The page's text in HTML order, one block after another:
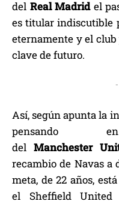
del RealMadrid el
es titular indiscutible
eternamente y el
clave de futuro.
-
Así, según apunta la
del Manchester
recambio de Navas a
meta, de 22 años,
el Sheffield